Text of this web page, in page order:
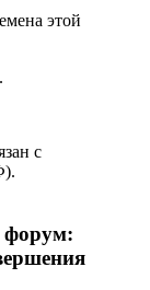
этой
с
форум: